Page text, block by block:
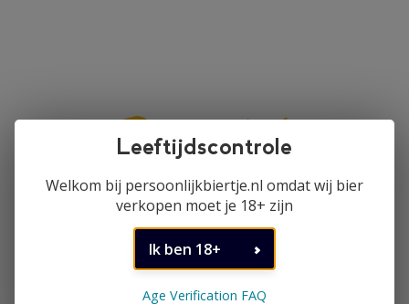
Our storefront is temporarily
Age Verification FAQ